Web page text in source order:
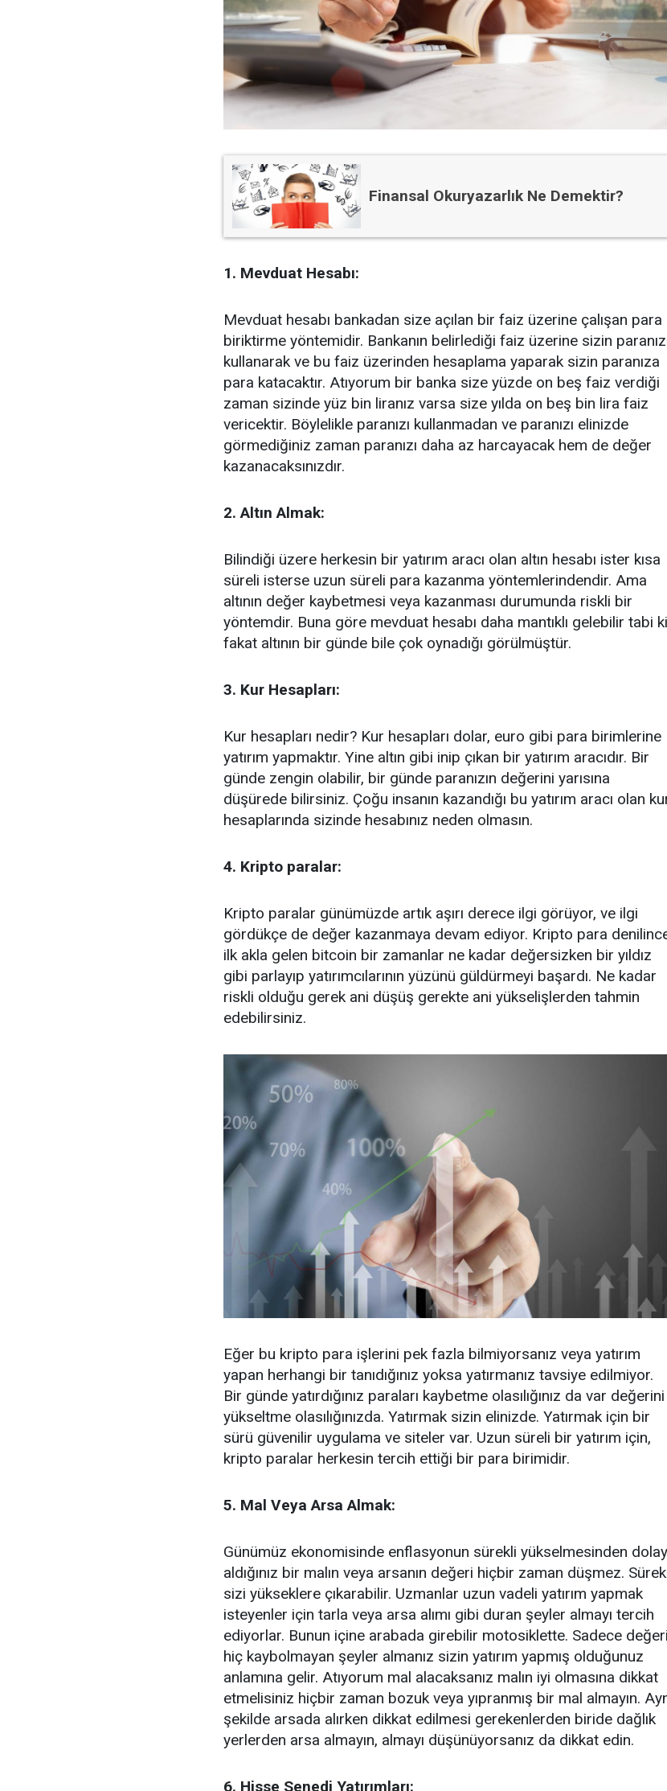
Finansal Okuryazarlık Ne Demektir?
1. Mevduat Hesabı:
Mevduat hesabı bankadan size açılan bir faiz üzerine çalışan para
biriktirme yöntemidir. Bankanın belirlediği faiz üzerine sizin
kullanarak ve bu faiz üzerinden hesaplama yaparak sizin paranıza
para katacaktır. Atıyorum bir banka size yüzde on beş faiz verdiği
zaman sizinde yüz bin liranız varsa size yılda on beş bin lira faiz
vericektir. Böylelikle paranızı kullanmadan ve paranızı elinizde
görmediğiniz zaman paranızı daha az harcayacak hem de değer
kazanacaksınızdır.
2. Altın Almak:
Bilindiği üzere herkesin bir yatırım aracı olan altın hesabı ister kısa
süreli isterse uzun süreli para kazanma yöntemlerindendir. Ama
altının değer kaybetmesi veya kazanması durumunda riskli bir
yöntemdir. Buna göre mevduat hesabı daha mantıklı gelebilir tabi ki
fakat altının bir günde bile çok oynadığı görülmüştür.
3. Kur Hesapları:
Kur hesapları nedir? Kur hesapları dolar, euro gibi para birimlerine
yatırım yapmaktır. Yine altın gibi inip çıkan bir yatırım aracıdır. Bir
günde zengin olabilir, bir günde paranızın değerini yarısına
düşürede bilirsiniz. Çoğu insanın kazandığı bu yatırım aracı olan
hesaplarında sizinde hesabınız neden olmasın.
4. Kripto paralar:
Kripto paralar günümüzde artık aşırı derece ilgi görüyor, ve ilgi
gördükçe de değer kazanmaya devam ediyor. Kripto para
ilk akla gelen bitcoin bir zamanlar ne kadar değersizken bir yıldız
gibi parlayıp yatırımcılarının yüzünü güldürmeyi başardı. Ne kadar
riskli olduğu gerek ani düşüş gerekte ani yükselişlerden tahmin
edebilirsiniz.
Eğer bu kripto para işlerini pek fazla bilmiyorsanız veya yatırım
yapan herhangi bir tanıdığınız yoksa yatırmanız tavsiye edilmiyor.
Bir günde yatırdığınız paraları kaybetme olasılığınız da var değerini
yükseltme olasılığınızda. Yatırmak sizin elinizde. Yatırmak için bir
sürü güvenilir uygulama ve siteler var. Uzun süreli bir yatırım için,
kripto paralar herkesin tercih ettiği bir para birimidir.
5. Mal Veya Arsa Almak:
Günümüz ekonomisinde enflasyonun sürekli yükselmesinden
aldığınız bir malın veya arsanın değeri hiçbir zaman düşmez.
sizi yükseklere çıkarabilir. Uzmanlar uzun vadeli yatırım yapmak
isteyenler için tarla veya arsa alımı gibi duran şeyler almayı tercih
ediyorlar. Bunun içine arabada girebilir motosiklette. Sadece değeri
hiç kaybolmayan şeyler almanız sizin yatırım yapmış olduğunuz
anlamına gelir. Atıyorum mal alacaksanız malın iyi olmasına dikkat
etmelisiniz hiçbir zaman bozuk veya yıpranmış bir mal almayın.
şekilde arsada alırken dikkat edilmesi gerekenlerden biride dağlık
yerlerden arsa almayın, almayı düşünüyorsanız da dikkat edin.
6. Hisse Senedi Yatırımları: